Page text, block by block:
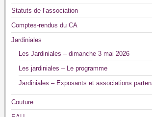
Statuts de l’association
Comptes-rendus du CA
Jardiniales
Les Jardiniales – dimanche 3 mai 2026
Les jardiniales – Le programme
Jardiniales – Exposants et associations
Couture